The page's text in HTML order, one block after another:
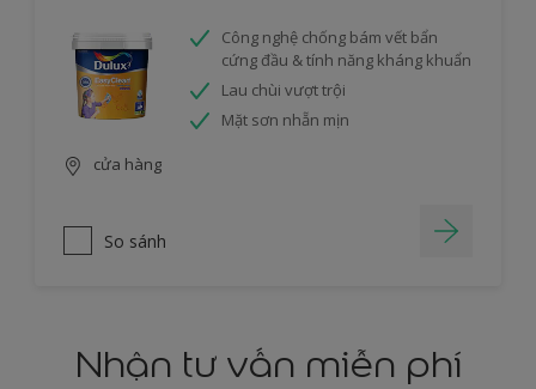
Công nghệ chống bám vết bẩn
cứng đầu & tính năng kháng khuẩn
Lau chùi vượt trội
Mặt sơn nhẵn mịn
cửa hàng
So sánh
Nhận tư vấn miễn phí